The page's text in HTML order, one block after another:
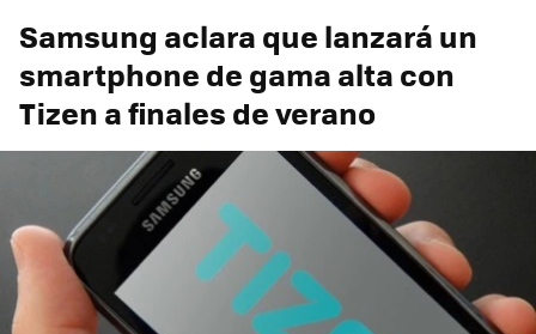
Samsung aclara que lanzará un
smartphone de gama alta con
Tizen a finales de verano